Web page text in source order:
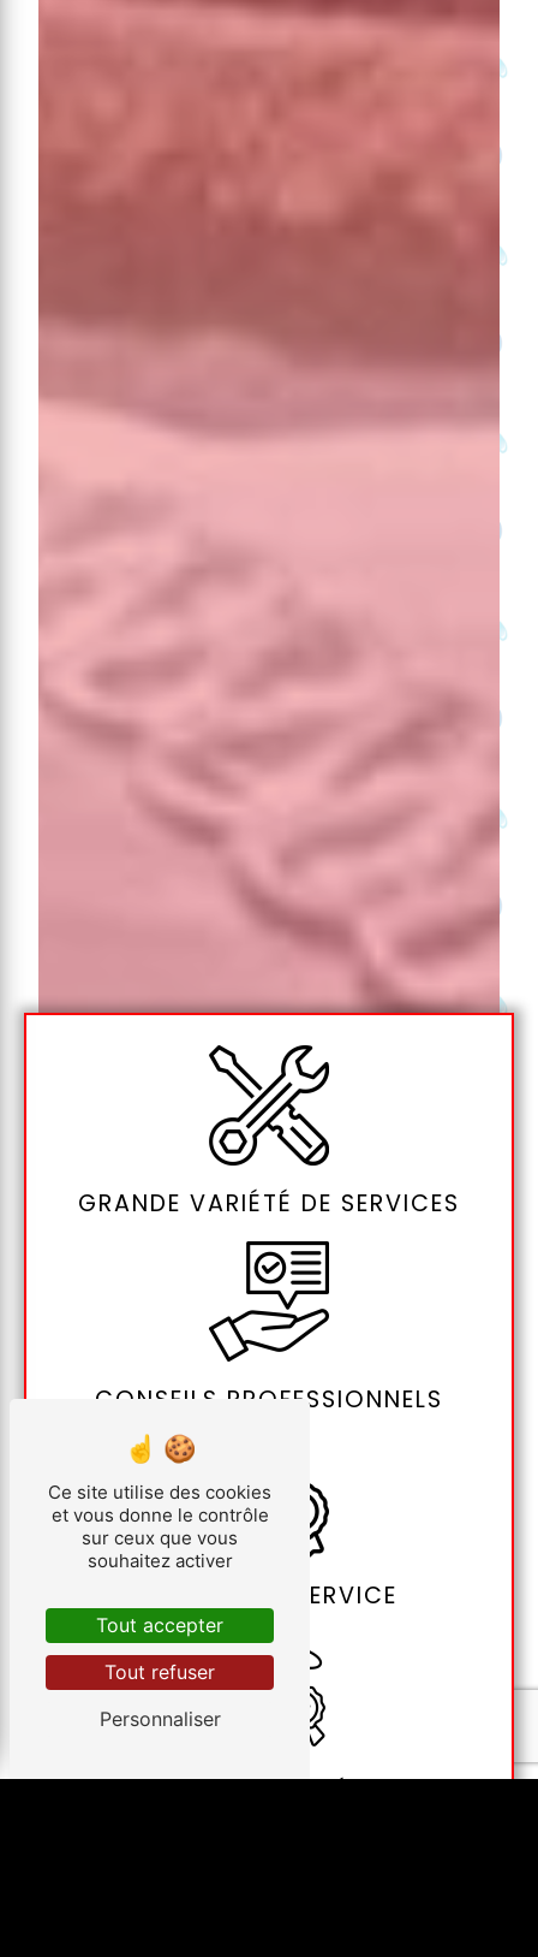
GRANDE VARIÉTÉ DE SERVICES
CONSEILS PROFESSIONNELS
QUALITÉ DE SERVICE
Ce site utilise des cookies
et vous donne le contrôle
sur ceux que vous
souhaitez activer
Tout accepter
Tout refuser
Personnaliser